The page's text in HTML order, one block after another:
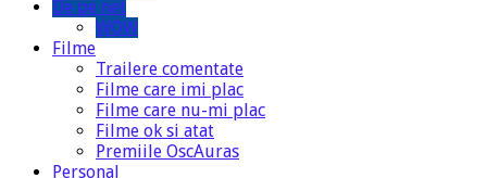
De pe net
WOW
Filme
Trailere comentate
Filme care imi plac
Filme care nu-mi plac
Filme ok si atat
Premiile OscAuras
Personal